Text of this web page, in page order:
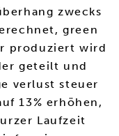
zwecks
green
produziert wird
geteilt und
verlust steuer
13% erhöhen,
Laufzeit